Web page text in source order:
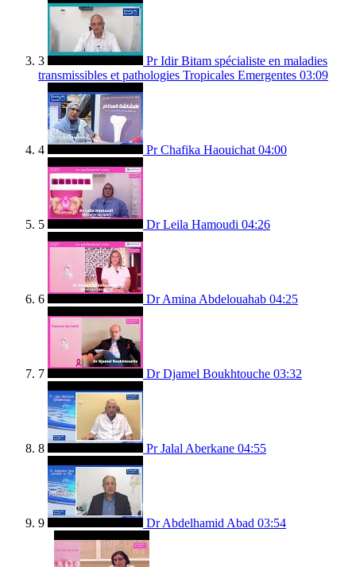
3
Pr Idir Bitam spécialiste en maladies
transmissibles et pathologies Tropicales Emergentes 03:09
4 Pr Chafika Haouichat 04:00
5 Dr Leila Hamoudi 04:26
6 Dr Amina Abdelouahab 04:25
7 Dr Djamel Boukhtouche 03:32
8 Pr Jalal Aberkane 04:55
9 Dr Abdelhamid Abad 03:54